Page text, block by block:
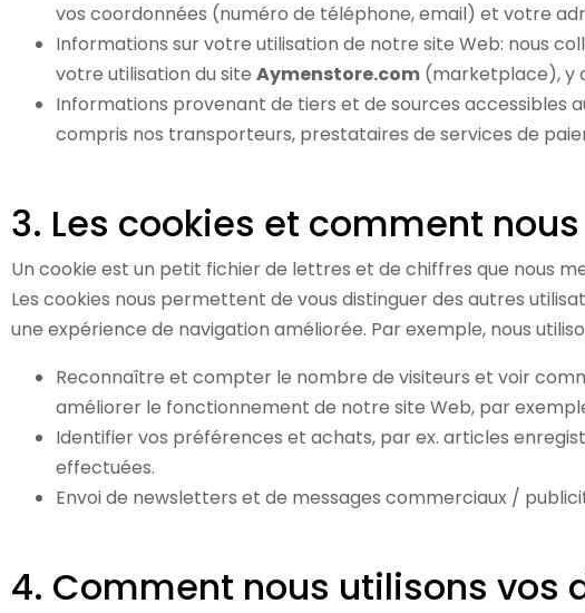
vos coordonnées (numéro de téléphone, email) et votre
Informations sur votre utilisation de notre site Web: nous
votre utilisation du site Aymenstore.com (marketplace), y
Informations provenant de tiers et de sources accessibles
compris nos transporteurs, prestataires de services de
3. Les cookies et comment
Un cookie est un petit fichier de lettres et de chiffres que nous
Les cookies nous permettent de vous distinguer des autres
une expérience de navigation améliorée. Par exemple, nous
Reconnaître et compter le nombre de visiteurs et voir
améliorer le fonctionnement de notre site Web, par
Identifier vos préférences et achats, par ex. articles
effectuées.
Envoi de newsletters et de messages commerciaux /
4. Comment nous utilisons vos